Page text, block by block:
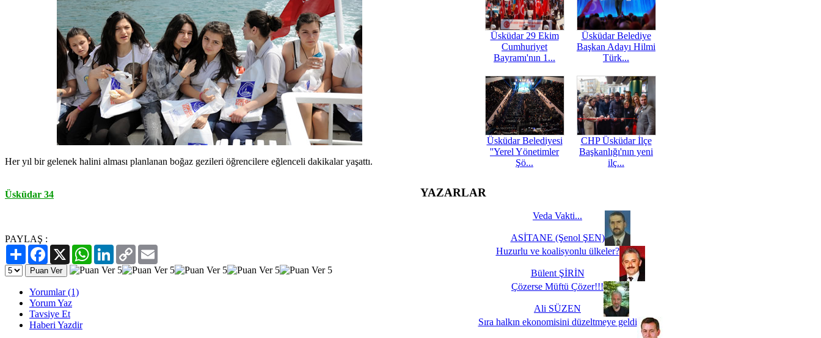
Her yıl bir gelenek halini alması planlanan boğaz gezileri öğrencilere eğlenceli dakikalar yaşattı.
Üsküdar 34
PAYLAŞ :
PaylaşFacebook
X WhatsAppLinkedIn
Copy
Link
Yorumlar (1)
Yorum Yaz
Tavsiye Et
Haberi Yazdir
Üsküdar 29 Ekim
Cumhuriyet
Bayramı'nın 1...
Üsküdar Belediye
Başkan Adayı Hilmi
Türk...
Üsküdar Belediyesi
''Yerel Yönetimler
Şö...
CHP Üsküdar İlçe
Başkanlığı'nın yeni
ilç...
YAZARLAR
Veda Vakti...
ASİTANE (Şenol ŞEN)
Huzurlu ve koalisyonlu ülkeler?
Bülent ŞİRİN
Çözerse Müftü Çözer!!!
Ali SÜZEN
Sıra halkın ekonomisini düzeltmeye geldi